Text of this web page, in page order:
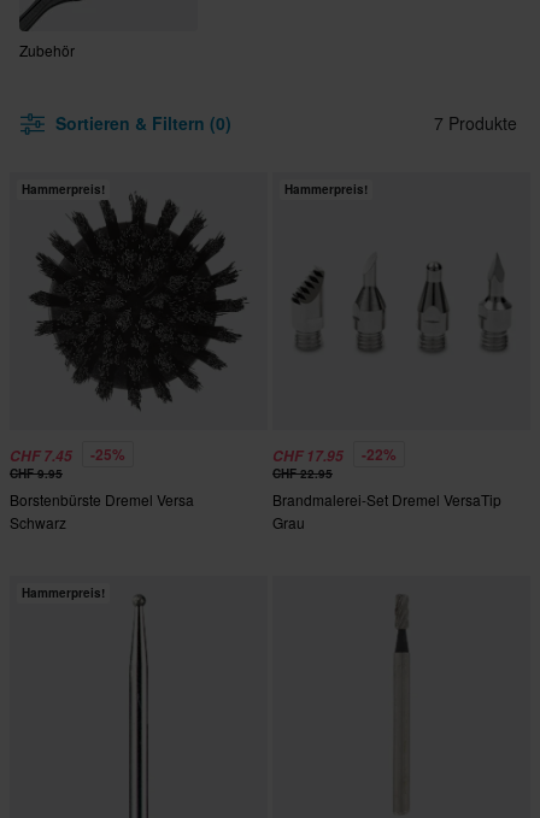
Zubehör
Sortieren & Filtern (0) 7 Produkte
Hammerpreis!
CHF 7.45 -25%
CHF 9.95
Borstenbürste Dremel Versa
Schwarz
Hammerpreis!
CHF 17.95 -22%
CHF 22.95
Brandmalerei-Set Dremel VersaTip
Grau
Hammerpreis!